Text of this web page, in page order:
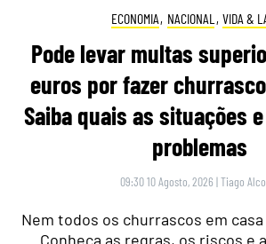
ECONOMIA, NACIONAL , VIDA &
Pode levar multas
euros por fazer
Saiba quais as situações
problemas
09:30 10 Agosto, 2026 |Tiago
Nem todos os churrascos em
Conheça as regras, os riscos e